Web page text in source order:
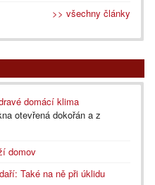
>> všechny články
domácí klima
otevřená dokořán a z
domov
Také na ně při úklidu